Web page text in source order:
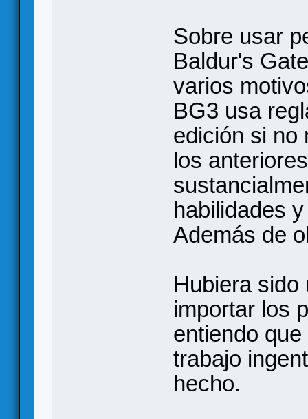
Sobre usar
Baldur's
varios
BG3 usa
edición si no
los
habilidades
Además de
Hubiera sido
importar los
entiendo
trabajo
hecho.